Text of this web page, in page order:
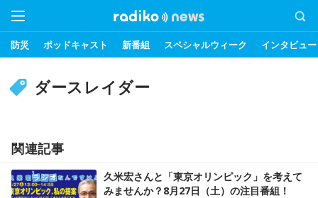
防災 ポッドキャスト 新番組 スペシャルウィーク インタビュー
ダースレイダー
関連記事
久米宏さんと「東京オリンピック」を考えて
みませんか？8月27日（土）の注目番組！